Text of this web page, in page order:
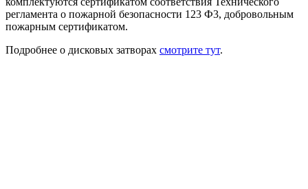
регламента о пожарной безопасности 123 Ф3, добровольным
пожарным сертификатом.
Подробнее о дисковых затворах смотрите тут.